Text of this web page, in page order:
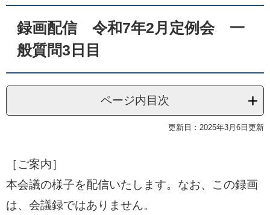
録画配信 令和7年2月定例会 一
般質問3日目
ページ内目次
更新日：2025年3月6日更新
［ご案内］
本会議の様子を配信いたします。なお、この録画
は、会議録ではありません。